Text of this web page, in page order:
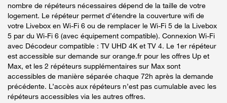
nombre de répéteurs nécessaires dépend de la taille de votre
logement. Le répéteur permet d’étendre la couverture wifi de
votre Livebox en Wi-Fi 6 ou de remplacer le Wi-Fi 5 de la Livebox
5 par du Wi-Fi 6 (avec équipement compatible). Connexion Wi-Fi
avec Décodeur compatible : TV UHD 4K et TV 4. Le 1er répéteur
est accessible sur demande sur orange.fr pour les offres Up et
Max, et les 2 répéteurs supplémentaires sur Max sont
accessibles de manière séparée chaque 72h après la demande
précédente. L’accès aux répéteurs n’est pas cumulable avec les
répéteurs accessibles via les autres offres.